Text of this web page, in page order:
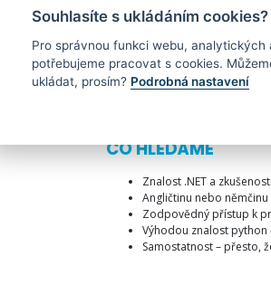
Úzká spolupráce s R&D
Podílet se na agilním
Pracovat v 4 - 6členných
A jak vnímá práci v
CO HLEDÁME
Znalost .NET a
Angličtinu nebo
Zodpovědný přístup k
Výhodou znalost python
Samostatnost – přesto,
Souhlasíte s ukládáním cookies?
Pro správnou funkci webu,
potřebujeme pracovat s cookies.
ukládat, prosím? Podrobná nastavení